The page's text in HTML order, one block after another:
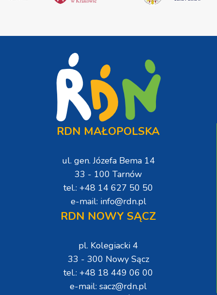
RDN MAŁOPOLSKA
ul. gen. Józefa Bema 14
33 - 100 Tarnów
tel.: +48 14 627 50 50
e-mail: info@rdn.pl
RDN NOWY SĄCZ
pl. Kolegiacki 4
33 - 300 Nowy Sącz
tel.: +48 18 449 06 00
e-mail: sacz@rdn.pl